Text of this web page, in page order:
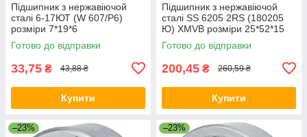
Підшипник з нержавіючой
сталі 6-17ЮТ (W 607/P6)
розміри 7*19*6
Готово до відправки
33,75 ₴ 43,88 ₴
Купити
Підшипник з нержавіючой
сталі SS 6205 2RS (180205
Ю) XMVB розміри 25*52*15
Готово до відправки
200,45 ₴ 260,59 ₴
Купити
–23% –23%